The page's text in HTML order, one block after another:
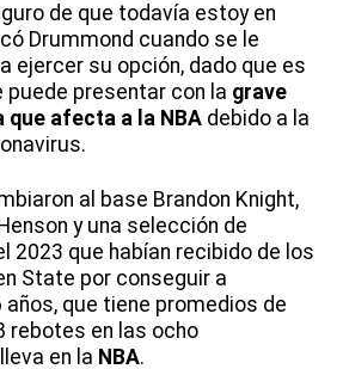
de que todavía estoy en
Drummond cuando se le
ejercer su opción, dado que es
puede presentar con la grave
que afecta a la NBA debido a la
al base Brandon Knight,
y una selección de
2023 que habían recibido de los
State por conseguir a
años, que tiene promedios de
rebotes en las ocho
en la NBA.